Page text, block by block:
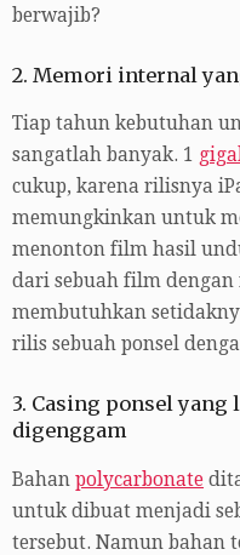
berwajib?
2. Memori internal
Tiap tahun kebutuhan
sangatlah banyak. 1
cukup, karena rilisnya
memungkinkan untuk
menonton film hasil
dari sebuah film dengan
membutuhkan
rilis sebuah ponsel
3. Casing ponsel
digenggam
Bahan polycarbonate
untuk dibuat menjadi
tersebut. Namun bahan